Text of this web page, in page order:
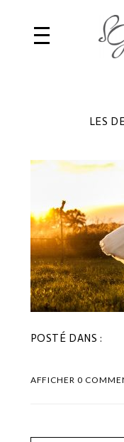
LES
POSTÉ DANS :
AFFICHER0